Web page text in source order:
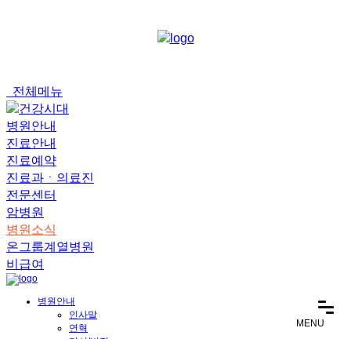
전체메뉴
병원안내
진료안내
진료예약
진료과ㆍ의료진
전문센터
암병원
병원소식
온그룹계열병원
비급여
MENU
병원안내
인사말
연혁